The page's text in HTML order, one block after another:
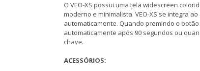
O VEO-XS possui uma tela widescreen
moderno e minimalista. VEO-XS se integra
automaticamente. Quando premindo o
automaticamente após 90 segundos ou
chave.
ACESSÓRIOS: